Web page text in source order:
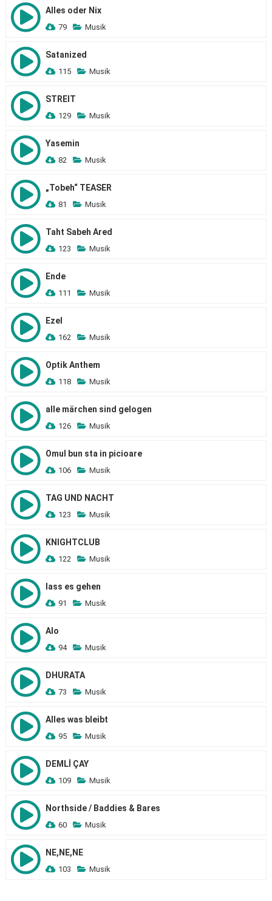
Alles oder Nix
79 Musik
Satanized
115 Musik
STREIT
129 Musik
Yasemin
82 Musik
„Tobeh“ TEASER
81 Musik
Taht Sabeh Ared
123 Musik
Ende
111 Musik
Ezel
162 Musik
Optik Anthem
118 Musik
alle märchen sind gelogen
126 Musik
Omul bun sta in picioare
106 Musik
TAG UND NACHT
123 Musik
KNIGHTCLUB
122 Musik
lass es gehen
91 Musik
Alo
94 Musik
DHURATA
73 Musik
Alles was bleibt
95 Musik
DEMLİ ÇAY
109 Musik
Northside / Baddies & Bares
60 Musik
NE,NE,NE
103 Musik